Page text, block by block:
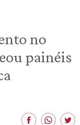
no
painéis